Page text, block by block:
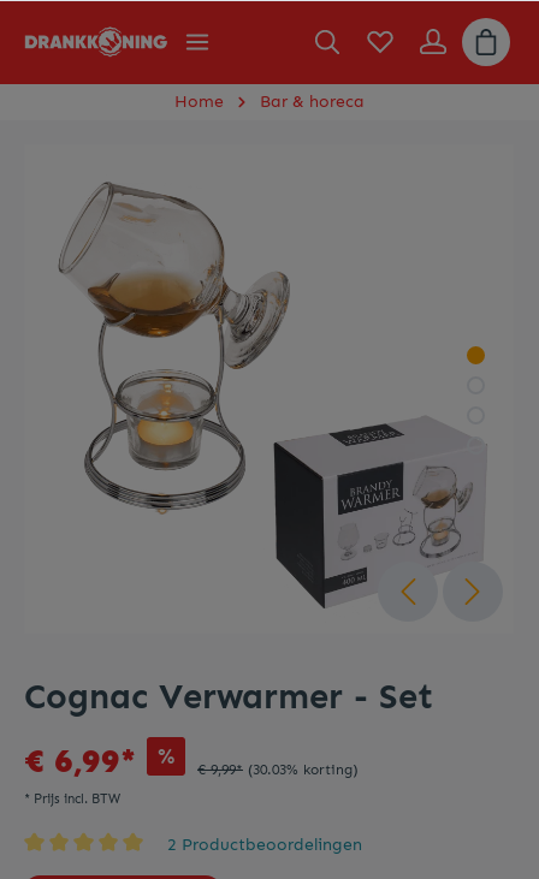
Home Bar & horeca
Cognac Verwarmer - Set
€ 6,99* % € 9,99* (30.03% korting)
* Prijs incl. BTW
2 Productbeoordelingen